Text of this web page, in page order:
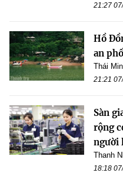
21:27
Hồ
an
Thái
21:21
Sàn
rộng
người
Thanh
18:18